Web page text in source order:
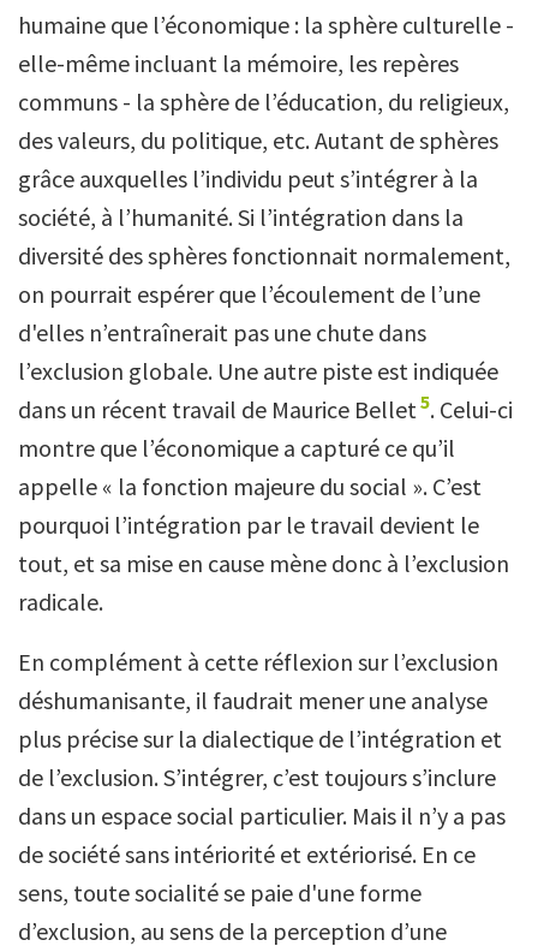
humaine que l’économique : la sphère culturelle -
elle-même incluant la mémoire, les repères
communs - la sphère de l’éducation, du religieux,
des valeurs, du politique, etc. Autant de sphères
grâce auxquelles l’individu peut s’intégrer à la
société, à l’humanité. Si l’intégration dans la
diversité des sphères fonctionnait normalement,
on pourrait espérer que l’écoulement de l’une
d'elles n’entraînerait pas une chute dans
l’exclusion globale. Une autre piste est indiquée
dans un récent travail de Maurice Bellet 5. Celui-ci
montre que l’économique a capturé ce qu’il
appelle « la fonction majeure du social ». C’est
pourquoi l’intégration par le travail devient le
tout, et sa mise en cause mène donc à l’exclusion
radicale.
En complément à cette réflexion sur l’exclusion
déshumanisante, il faudrait mener une analyse
plus précise sur la dialectique de l’intégration et
de l’exclusion. S’intégrer, c’est toujours s’inclure
dans un espace social particulier. Mais il n’y a pas
de société sans intériorité et extériorisé. En ce
sens, toute socialité se paie d'une forme
d’exclusion, au sens de la perception d’une